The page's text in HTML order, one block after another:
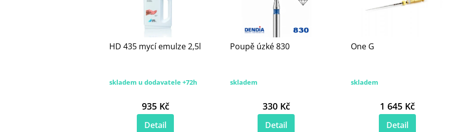
HD 435 mycí emulze 2,5l
skladem u dodavatele +72h
935 Kč
Detail
Poupě úzké 830
skladem
330 Kč
Detail
One G
skladem
1 645 Kč
Detail